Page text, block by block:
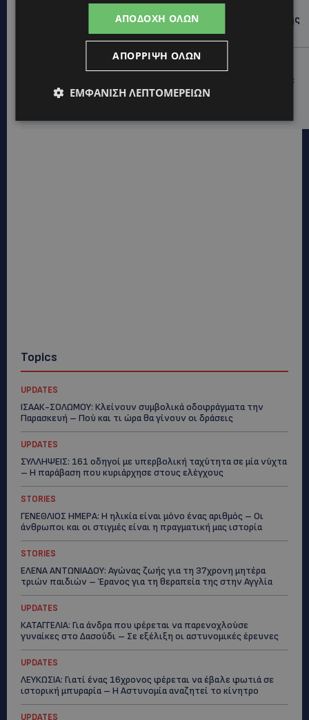
ΕΛΕΝΑ ΑΝΤΩΝΙΑΔΟΥ: Αγώνας ζωής για τη 37χρονη
μητέρα τριών παιδιών – Έρανος για τη θεραπεία της
στην Αγγλία
ΚΑΤΑΓΓΕΛΙΑ: Για άνδρα που φέρεται να παρενοχλούσε
γυναίκες στο Δασούδι – Σε εξέλιξη οι αστυνομικές
Topics
UPDATES
ΙΣΑΑΚ-ΣΟΛΩΜΟΥ: Κλείνουν συμβολικά οδοφράγματα την
Παρασκευή – Πού και τι ώρα θα γίνουν οι δράσεις
UPDATES
ΣΥΛΛΗΨΕΙΣ: 161 οδηγοί με υπερβολική ταχύτητα σε μία νύχτα
– Η παράβαση που κυριάρχησε στους ελέγχους
STORIES
ΓΕΝΕΘΛΙΟΣ ΗΜΕΡΑ: Η ηλικία είναι μόνο ένας αριθμός – Οι
άνθρωποι και οι στιγμές είναι η πραγματική μας ιστορία
STORIES
ΕΛΕΝΑ ΑΝΤΩΝΙΑΔΟΥ: Αγώνας ζωής για τη 37χρονη μητέρα
τριών παιδιών – Έρανος για τη θεραπεία της στην Αγγλία
UPDATES
ΚΑΤΑΓΓΕΛΙΑ: Για άνδρα που φέρεται να παρενοχλούσε
γυναίκες στο Δασούδι – Σε εξέλιξη οι αστυνομικές έρευνες
UPDATES
ΛΕΥΚΩΣΙΑ: Γιατί ένας 16χρονος φέρεται να έβαλε φωτιά σε
ιστορική μπυραρία – Η Αστυνομία αναζητεί το κίνητρο
UPDATES
ΑΠΟΔΟΧΉ ΌΛΩΝ
ΑΠΌΡΡΙΨΗ ΌΛΩΝ
ΕΜΦΆΝΙΣΗ ΛΕΠΤΟΜΕΡΕΙΏΝ